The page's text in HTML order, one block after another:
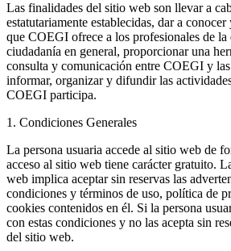
Las finalidades del sitio web son llevar a
estatutariamente establecidas, dar a
que COEGI ofrece a los profesionales de la
ciudadanía en general, proporcionar una
consulta y comunicación entre COEGI y las
informar, organizar y difundir las
COEGI participa.
1. Condiciones Generales
La persona usuaria accede al sitio web de
acceso al sitio web tiene carácter gratuito.
web implica aceptar sin reservas las
condiciones y términos de uso, política de
cookies contenidos en él. Si la persona
con estas condiciones y no las acepta sin
del sitio web.